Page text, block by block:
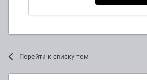
Перейти к списку тем